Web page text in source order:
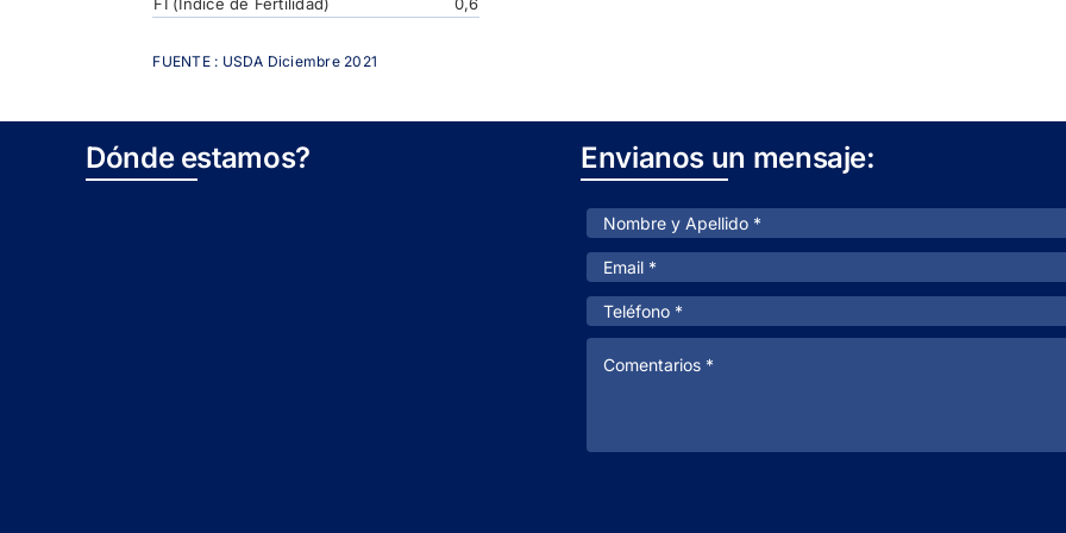
FUENTE : USDA Diciembre 2021
Dónde estamos? Envianos un mensaje: